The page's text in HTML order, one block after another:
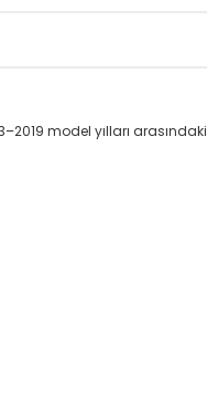
model yılları arasındaki